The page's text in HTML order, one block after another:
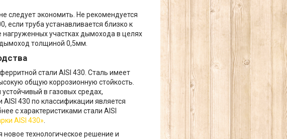
следует экономить. Не рекомендуется
труба устанавливается близко к
участках дымохода в целях
толщиной 0,5мм.
стали AISI 430. Сталь имеет
общую коррозионную стойкость.
в газовых средах,
430 по классификации является
с характеристиками стали AISI
AISI 430».
технологическое решение и